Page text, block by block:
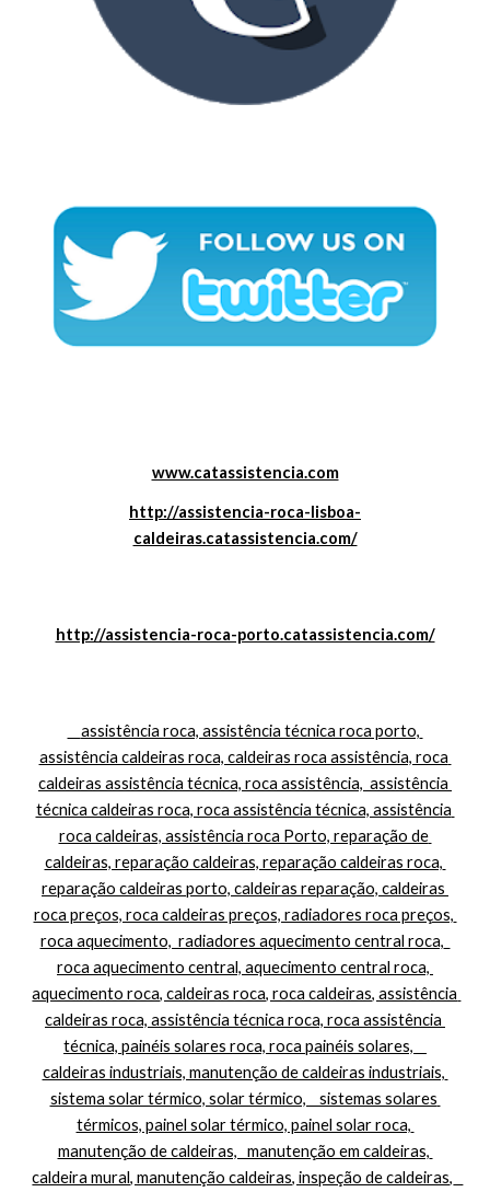
www.catassistencia.com
http://assistencia-roca-lisboa-
caldeiras.catassistencia.com/
http://assistencia-roca-porto.catassistencia.com/
assistência caldeiras roca, caldeiras roca assistência, roca
caldeiras assistência técnica, roca assistência,  assistência
técnica caldeiras roca, roca assistência técnica, assistência
roca caldeiras, assistência roca Porto, reparação de
caldeiras, reparação caldeiras, reparação caldeiras roca,
reparação caldeiras porto, caldeiras reparação, caldeiras
roca preços, roca caldeiras preços, radiadores roca preços,
roca aquecimento,  radiadores aquecimento central roca,
roca aquecimento central, aquecimento central roca,
aquecimento roca, caldeiras roca, roca caldeiras, assistência
caldeiras roca, assistência técnica roca, roca assistência
técnica, painéis solares roca, roca painéis solares,
caldeiras industriais, manutenção de caldeiras industriais,
sistema solar térmico, solar térmico,    sistemas solares
térmicos, painel solar térmico, painel solar roca,
manutenção de caldeiras,   manutenção em caldeiras,
caldeira mural, manutenção caldeiras, inspeção de caldeiras,